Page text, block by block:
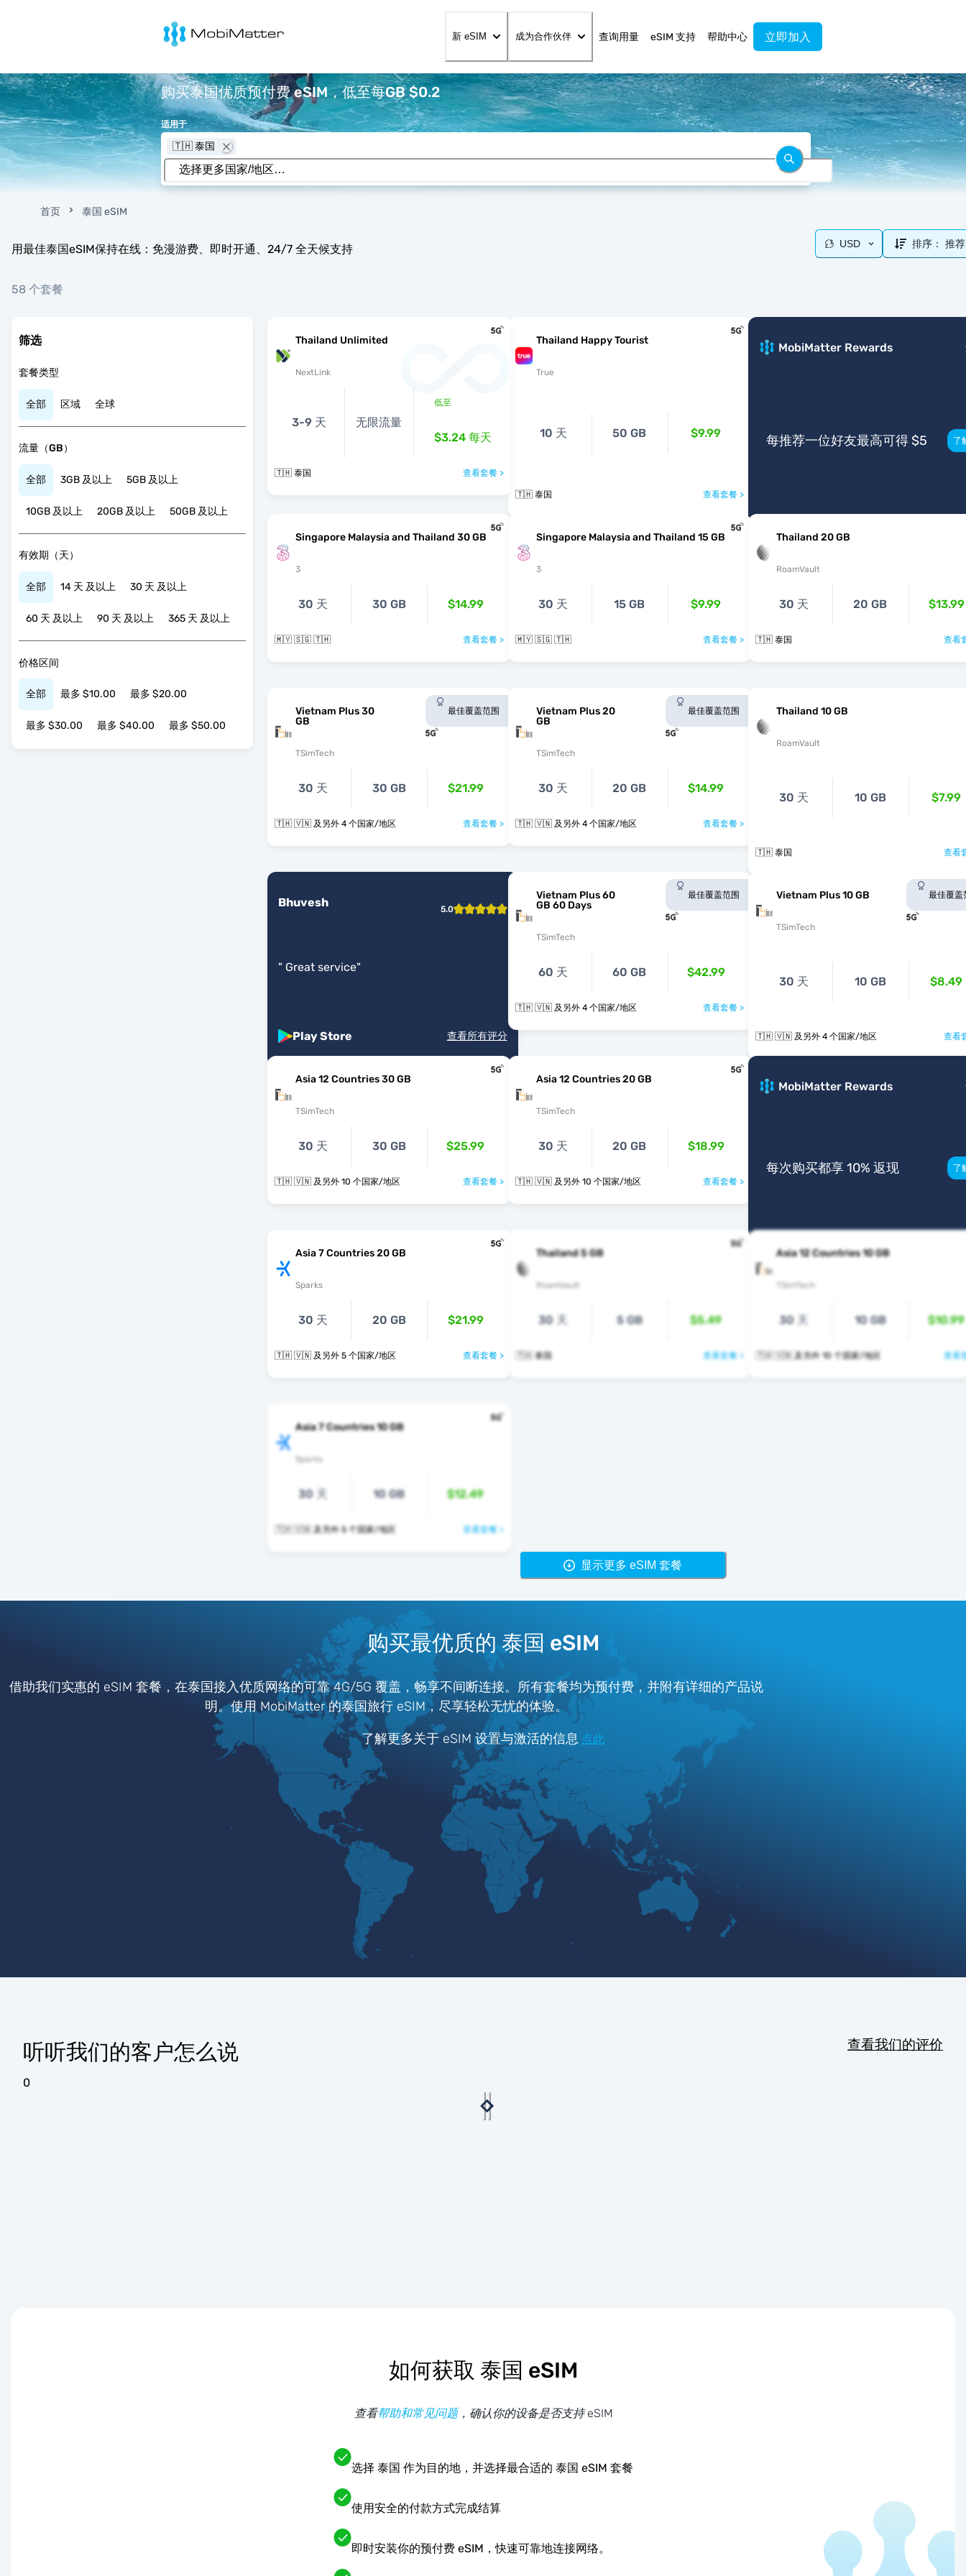
MobiMatter
新 eSIM 成为合作伙伴 查询用量 eSIM 支持 帮助中心 立即加入
购买泰国优质预付费 eSIM，低至每GB $0.2
适用于
🇹🇭 泰国
首页 泰国 eSIM
用最佳泰国eSIM保持在线：免漫游费、即时开通、24/7 全天候支持
58 个套餐
USD 排序： 推荐
筛选
套餐类型
全部 区域 全球
流量（GB）
全部 3GB 及以上 5GB 及以上
10GB 及以上 20GB 及以上 50GB 及以上
有效期（天）
全部 14 天 及以上 30 天 及以上
60 天 及以上 90 天 及以上 365 天 及以上
价格区间
全部 最多 $10.00 最多 $20.00
最多 $30.00 最多 $40.00 最多 $50.00
Thailand Unlimited
NextLink
3-9 天 无限流量
低至
$3.24 每天
🇹🇭 泰国 查看套餐 >
Thailand Happy Tourist
True
10 天 50 GB $9.99
🇹🇭 泰国 查看套餐 >
MobiMatter Rewards
每推荐一位好友最高可得 $5 了
Singapore Malaysia and Thailand 30 GB
3
30 天 30 GB $14.99
🇲🇾 🇸🇬 🇹🇭 查看套餐 >
Singapore Malaysia and Thailand 15 GB
3
30 天 15 GB $9.99
🇲🇾 🇸🇬 🇹🇭 查看套餐 >
Thailand 20 GB
RoamVault
30 天 20 GB $13.99
🇹🇭 泰国 查看
Vietnam Plus 30
GB
TSimTech
最佳覆盖范围
30 天 30 GB $21.99
🇹🇭 🇻🇳 及另外 4 个国家/地区 查看套餐 >
Vietnam Plus 20
GB
TSimTech
最佳覆盖范围
30 天 20 GB $14.99
🇹🇭 🇻🇳 及另外 4 个国家/地区 查看套餐 >
Thailand 10 GB
RoamVault
30 天 10 GB $7.99
🇹🇭 泰国 查看
Bhuvesh 5.0
" Great service"
Play Store 查看所有评分
Vietnam Plus 60
GB 60 Days
TSimTech
最佳覆盖范围
60 天 60 GB $42.99
🇹🇭 🇻🇳 及另外 4 个国家/地区 查看套餐 >
Vietnam Plus 10 GB
TSimTech
最佳覆盖
30 天 10 GB $8.49
🇹🇭 🇻🇳 及另外 4 个国家/地区 查看
Asia 12 Countries 30 GB
TSimTech
30 天 30 GB $25.99
🇹🇭 🇻🇳 及另外 10 个国家/地区 查看套餐 >
Asia 12 Countries 20 GB
TSimTech
30 天 20 GB $18.99
🇹🇭 🇻🇳 及另外 10 个国家/地区 查看套餐 >
MobiMatter Rewards
每次购买都享 10% 返现 了
Asia 7 Countries 20 GB
Sparks
30 天 20 GB $21.99
🇹🇭 🇻🇳 及另外 5 个国家/地区 查看套餐 >
Thailand 5 GB
RoamVault
30 天 5 GB $5.49
🇹🇭 泰国 查看套餐 >
Asia 12 Countries 10 GB
TSimTech
30 天 10 GB $10.99
🇹🇭 🇻🇳 及另外 10 个国家/地区 查看
Asia 7 Countries 10 GB
Sparks
30 天 10 GB $12.49
🇹🇭 🇻🇳 及另外 5 个国家/地区 查看套餐 >
显示更多 eSIM 套餐
购买最优质的 泰国 eSIM
借助我们实惠的 eSIM 套餐，在泰国接入优质网络的可靠 4G/5G 覆盖，畅享不间断连接。所有套餐均为预付费，并附有详细的产品说
明。使用 MobiMatter 的泰国旅行 eSIM，尽享轻松无忧的体验。
了解更多关于 eSIM 设置与激活的信息 点此
听听我们的客户怎么说 查看我们的评价
0
如何获取 泰国 eSIM
查看帮助和常见问题，确认你的设备是否支持 eSIM
选择 泰国 作为目的地，并选择最合适的 泰国 eSIM 套餐
使用安全的付款方式完成结算
即时安装你的预付费 eSIM，快速可靠地连接网络。